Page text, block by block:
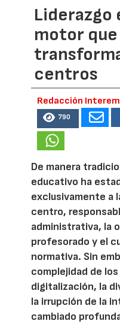
Liderazgo
motor que
centros
Redacción
790
De manera
educativo ha
exclusivamente a
centro,
administrativa, la
profesorado y el
normativa. Sin
complejidad de
digitalización, la
la irrupción de la
cambiado